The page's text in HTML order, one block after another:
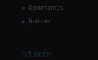
Documentos
Noticias
Situación